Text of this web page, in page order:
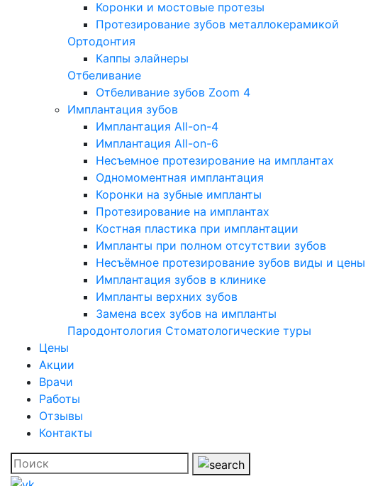
Коронки и мостовые протезы
Протезирование зубов металлокерамикой
Ортодонтия
Каппы элайнеры
Отбеливание
Отбеливание зубов Zoom 4
Имплантация зубов
Имплантация All-on-4
Имплантация All-on-6
Несъемное протезирование на имплантах
Одномоментная имплантация
Коронки на зубные импланты
Протезирование на имплантах
Костная пластика при имплантации
Импланты при полном отсутствии зубов
Несъёмное протезирование зубов виды и цены
Имплантация зубов в клинике
Импланты верхних зубов
Замена всех зубов на импланты
Пародонтология Стоматологические туры
Цены
Акции
Врачи
Работы
Отзывы
Контакты